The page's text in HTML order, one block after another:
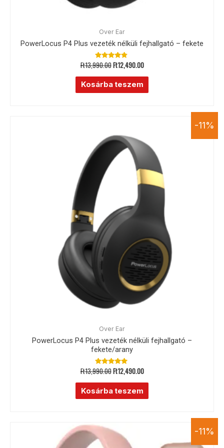
Over Ear
PowerLocus P4 Plus vezeték nélküli fejhallgató – fekete
Értékelés:
4.67
/ 5
Ft13,990.00Ft12,490.00
Kosárba teszem
-11%
Over Ear
PowerLocus P4 Plus vezeték nélküli fejhallgató –
fekete/arany
Értékelés:
5.00
/ 5
Ft13,990.00Ft12,490.00
Kosárba teszem
-11%